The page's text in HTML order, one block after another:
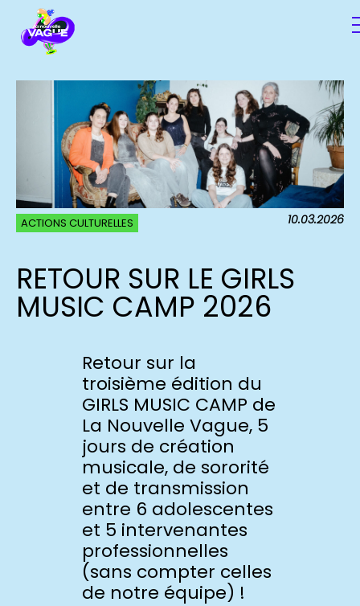
ACTIONS CULTURELLES 10.03.2026
RETOUR SUR LE GIRLS
MUSIC CAMP 2026
Retour sur la
troisième édition du
GIRLS MUSIC CAMP de
La Nouvelle Vague, 5
jours de création
musicale, de sororité
et de transmission
entre 6 adolescentes
et 5 intervenantes
professionnelles
(sans compter celles
de notre équipe) !